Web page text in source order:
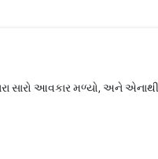
સારો આવકાર મળ્યો, અને